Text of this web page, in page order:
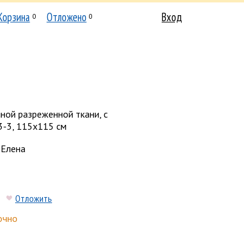
0 Отложено 0 Вход
разреженной ткани, с
3, 115х115 см
Отложить